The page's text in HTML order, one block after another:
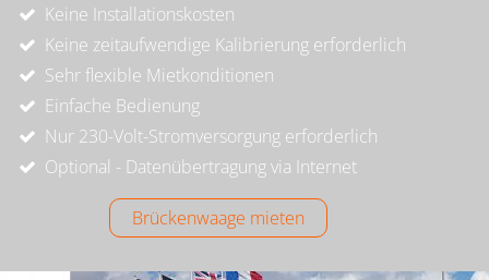
Keine Installationskosten
Keine zeitaufwendige Kalibrierung erforderlich
Sehr flexible Mietkonditionen
Einfache Bedienung
Nur 230-Volt-Stromversorgung erforderlich
Optional - Datenübertragung via Internet
Brückenwaage mieten